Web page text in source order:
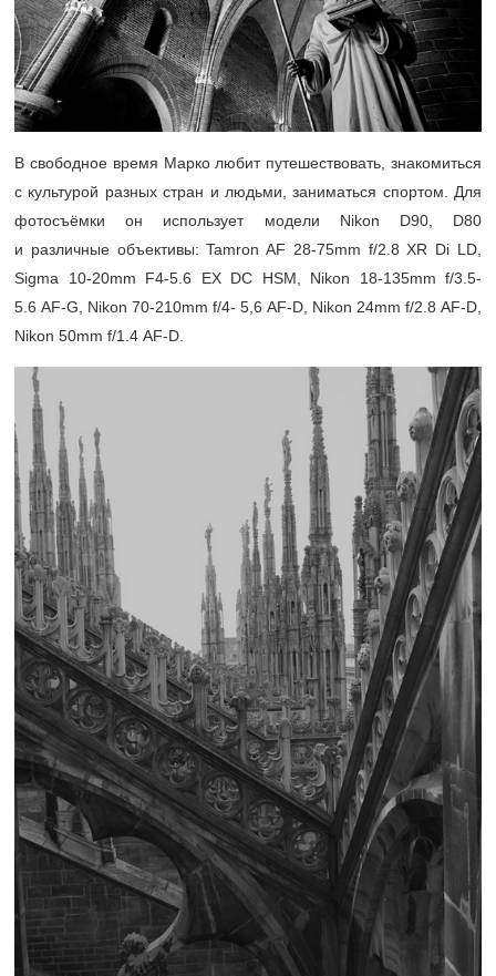
В свободное время Марко любит путешествовать, знакомиться
с культурой разных стран и людьми, заниматься спортом. Для
фотосъёмки он использует модели Nikon D90, D80
и различные объективы: Tamron AF 28-75mm f/2.8 XR Di LD,
Sigma 10-20mm F4-5.6 EX DC HSM, Nikon 18-135mm f/3.5-
5.6 AF-G, Nikon 70-210mm f/4- 5,6 AF-D, Nikon 24mm f/2.8 AF-D,
Nikon 50mm f/1.4 AF-D.